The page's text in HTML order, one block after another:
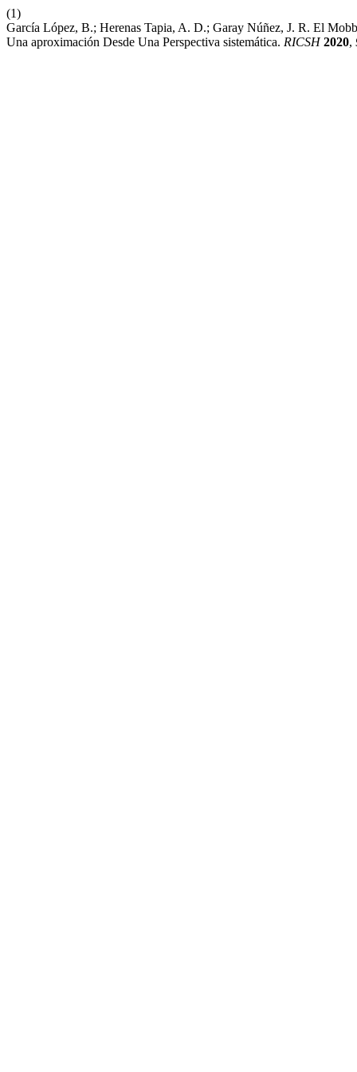
(1)
García López, B.; Herenas Tapia, A. D.; Garay Núñez, J. R. El
Una aproximación Desde Una Perspectiva sistemática. RICSH 2020,